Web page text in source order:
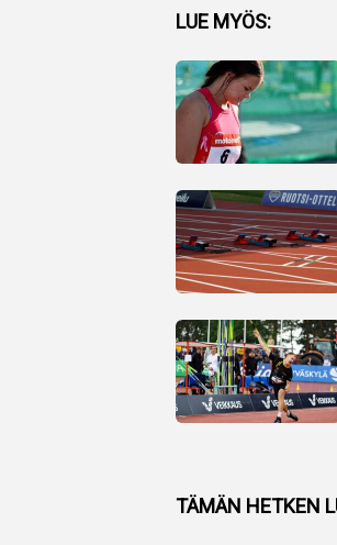
Facebook
Twitter
Whatsapp
LUE MYÖS:
TÄMÄN HETKEN